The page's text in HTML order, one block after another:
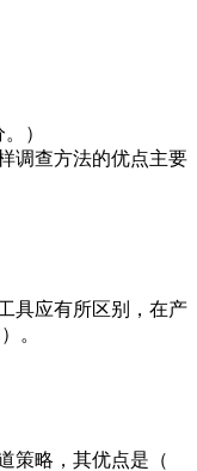
）
调查方法的优点主要
具应有所区别，在产
。
策略，其优点是（